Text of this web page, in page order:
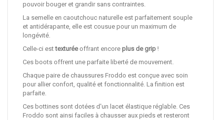
pouvoir bouger et grandir sans contraintes.
La semelle en caoutchouc naturelle est parfaitement souple
et antidérapante, elle est cousue pour un maximum de
longévité.
Celle-ci esttexturéeoffrant encore plus de grip !
Ces boots offrent une parfaite liberté de mouvement.
Chaque paire de chaussures Froddo est conçue avec soin
pour allier confort, qualité et fonctionnalité. La finition est
parfaite.
Ces bottines sont dotées d'un lacet élastique réglable. Ces
Froddo sont ainsi faciles à chausser aux pieds et resteront